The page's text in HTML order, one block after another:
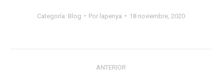
Categoría: Blog Por lapenya 18 noviembre, 2020
ANTERIOR